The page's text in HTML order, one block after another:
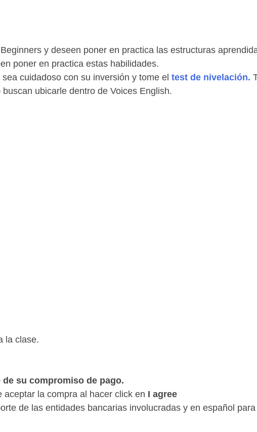
y deseen poner en practica las estructuras
poner en practica estas habilidades.
cuidadoso con su inversión y tome el test de nivelación.
ubicarle dentro de Voices English.
la clase.
su compromiso de pago.
la compra al hacer click en I agree
de las entidades bancarias involucradas y en español